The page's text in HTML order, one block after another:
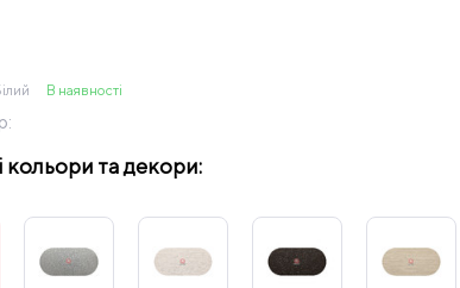
В наявності
кольори та декори: